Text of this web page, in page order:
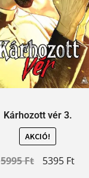
Kárhozott vér 3.
AKCIÓ!
5995Ft 5395 Ft